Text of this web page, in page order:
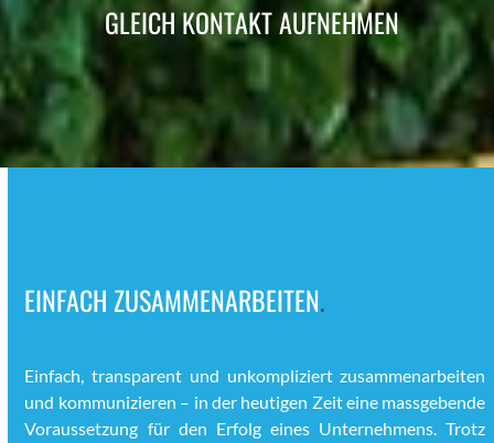
GLEICH KONTAKT AUFNEHMEN.
EINFACH ZUSAMMENARBEITEN.
Ein­fach, trans­par­ent und unkom­pliziert zusam­me­nar­beit­en
und kom­mu­nizieren – in der heuti­gen Zeit eine mass­gebende
Voraus­set­zung für den Erfolg eines Unternehmens. Trotz